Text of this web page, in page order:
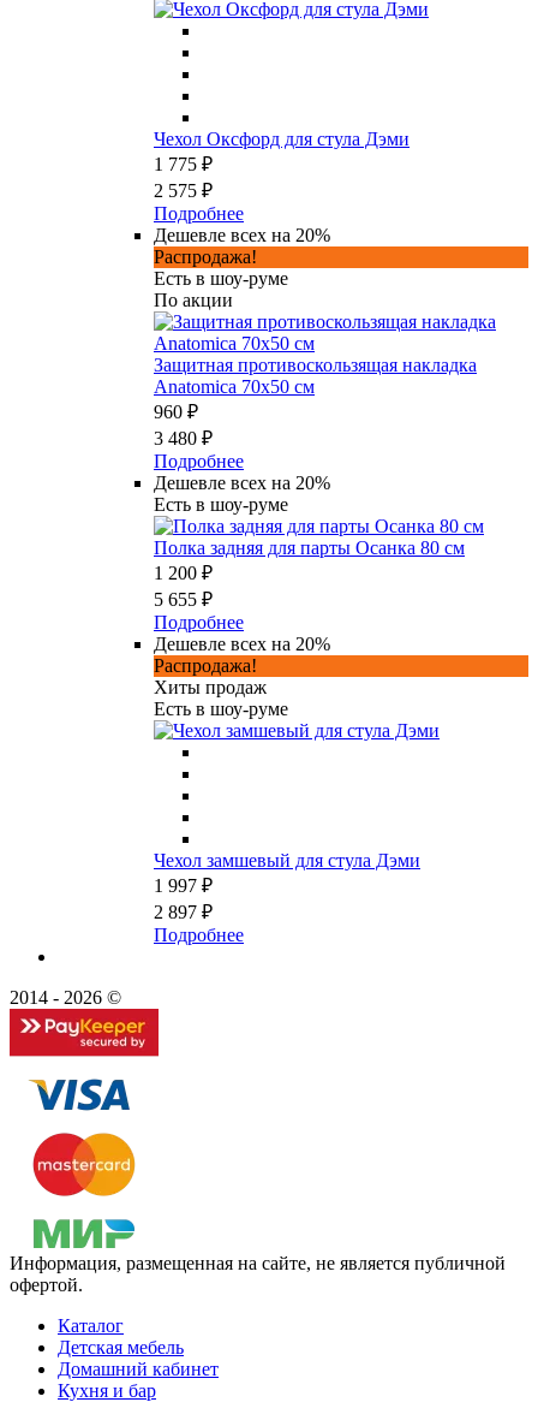
Чехол Оксфорд для стула Дэми
1 775 ₽
2 575 ₽
Подробнее
Дешевле всех на 20%
Распродажа!
Есть в шоу-руме
По акции
Защитная противоскользящая накладка
Anatomica 70х50 см
960 ₽
3 480 ₽
Подробнее
Дешевле всех на 20%
Есть в шоу-руме
Полка задняя для парты Осанка 80 см
1 200 ₽
5 655 ₽
Подробнее
Дешевле всех на 20%
Распродажа!
Хиты продаж
Есть в шоу-руме
Чехол замшевый для стула Дэми
1 997 ₽
2 897 ₽
Подробнее
2014 - 2026 ©
Информация, размещенная на сайте, не является публичной
офертой.
Каталог
Детская мебель
Домашний кабинет
Кухня и бар